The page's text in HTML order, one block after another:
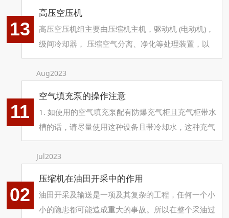
口的 形状。 螺杆元件没有装备任何阀门，不存在产
生不平衡的机械力。
13
高压空压机
高压空压机组主要由压缩机主机，驱动机 (电动机)，
级间冷却器， 压缩空气分离、净化等处理装置，以
及压力显示、调控和安全装置所组成。当驱动机通过
三角皮带驱动压缩机工作时，自由状态的空气经过进
Aug2023
11
空气填充泵的操作注意
​1. 如使用的空气填充泵配有防爆充气柜且充气柜带水
槽的话，请尽量使用这种设备且带冷却水，这种充气
设备冷却效果出色，如使用此设备，充气过程可一次
完成。
Jul2023
02
压缩机在油田开采中的作用
油田开采及输送是一项及其复杂的工程，任何一个小
小的隐患都可能造成重大的事故。所以在整个采油过